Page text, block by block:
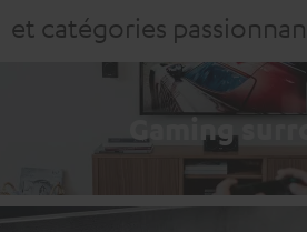
et catégories
Gaming